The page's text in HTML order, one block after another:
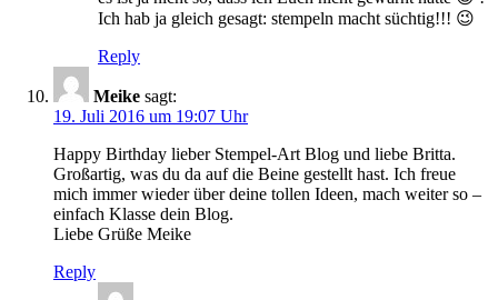
Ich hab ja gleich gesagt: stempeln macht süchtig!!! 😉
Reply
Meike sagt:
19. Juli 2016 um 19:07 Uhr
Happy Birthday lieber Stempel-Art Blog und liebe Britta.
Großartig, was du da auf die Beine gestellt hast. Ich freue
mich immer wieder über deine tollen Ideen, mach weiter so –
einfach Klasse dein Blog.
Liebe Grüße Meike
Reply